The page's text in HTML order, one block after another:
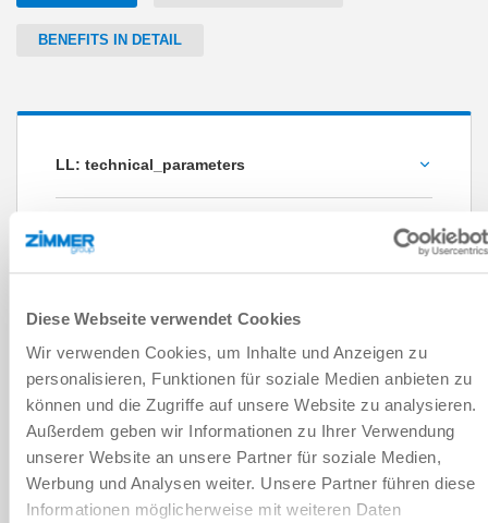
Diese Webseite verwendet Cookies
Wir verwenden Cookies, um Inhalte und Anzeigen zu
personalisieren, Funktionen für soziale Medien anbieten zu
können und die Zugriffe auf unsere Website zu analysieren.
Außerdem geben wir Informationen zu Ihrer Verwendung
unserer Website an unsere Partner für soziale Medien,
Werbung und Analysen weiter. Unsere Partner führen diese
Informationen möglicherweise mit weiteren Daten
BENEFITS IN DETAIL
LL: technical_parameters
Handling weight max. [kg]
1000
Connection robot flange [EN ISO 9409-1]
INSTALLATION SIZE: WWR1160
WWR1160F
TK 160